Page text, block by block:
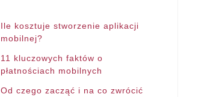
Ile kosztuje stworzenie aplikacji
mobilnej?
11 kluczowych faktów o
płatnościach mobilnych
Od czego zacząć i na co zwrócić